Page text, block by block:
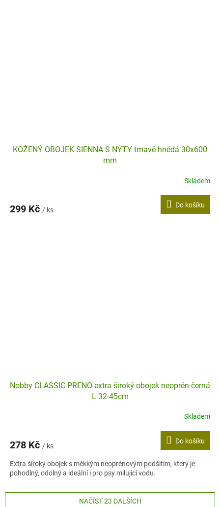
KOŽENÝ OBOJEK SIENNA S NÝTY tmavě hnědá 30x600
mm
Skladem
299 Kč / ks
Do košíku
Nobby CLASSIC PRENO extra široký obojek neoprén černá
L 32-45cm
Skladem
278 Kč / ks
Do košíku
Extra široký obojek s měkkým neoprénovým podšitím, který je
pohodlný, odolný a ideální i pro psy milující vodu.
NAČÍST 23 DALŠÍCH